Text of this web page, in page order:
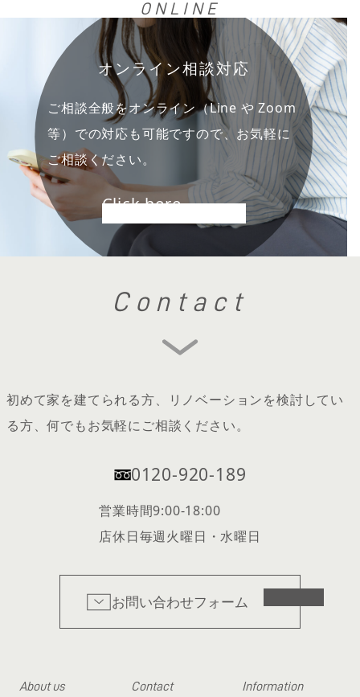
ONLINE
オンライン相談対応
ご相談全般をオンライン（Line や Zoom
等）での対応も可能ですので、お気軽に
ご相談ください。
Click here
Contact
初めて家を建てられる方、リノベーションを検討してい
る方、何でもお気軽にご相談ください。
0120-920-189
営業時間9:00-18:00
店休日毎週火曜日・水曜日
お問い合わせフォーム
About us
Contact
Information